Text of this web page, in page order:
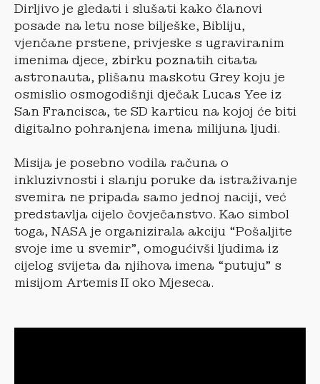
Dirljivo je gledati i slušati kako članovi
posade na letu nose bilješke, Bibliju,
vjenčane prstene, privjeske s ugraviranim
imenima djece, zbirku poznatih citata
astronauta, plišanu maskotu Grey koju je
osmislio osmogodišnji dječak Lucas Yee iz
San Francisca, te SD karticu na kojoj će biti
digitalno pohranjena imena milijuna ljudi.
Misija je posebno vodila računa o
inkluzivnosti i slanju poruke da istraživanje
svemira ne pripada samo jednoj naciji, već
predstavlja cijelo čovječanstvo. Kao simbol
toga, NASA je organizirala akciju “Pošaljite
svoje ime u svemir”, omogućivši ljudima iz
cijelog svijeta da njihova imena “putuju” s
misijom Artemis II oko Mjeseca.